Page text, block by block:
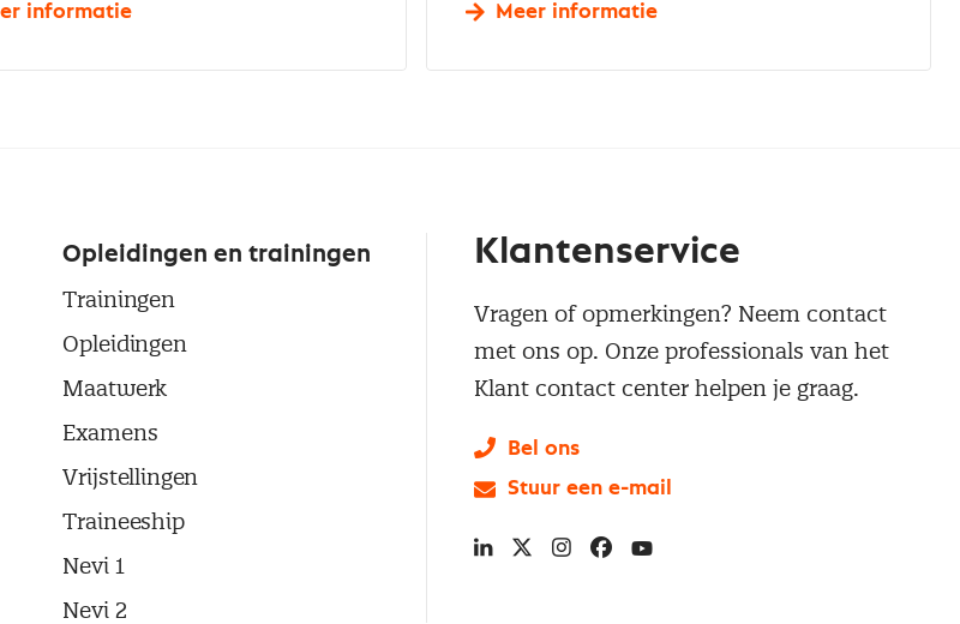
informatie Meer informatie
Opleidingen en trainingen
Trainingen
Opleidingen
Maatwerk
Examens
Vrijstellingen
Traineeship
Nevi 1
Nevi 2
Klantenservice
Vragen of opmerkingen? Neem contact
met ons op. Onze professionals van het
Klant contact center helpen je graag.
Bel ons
Stuur een e-mail
LinkedIn
X Instagram
Facebook
YouTube